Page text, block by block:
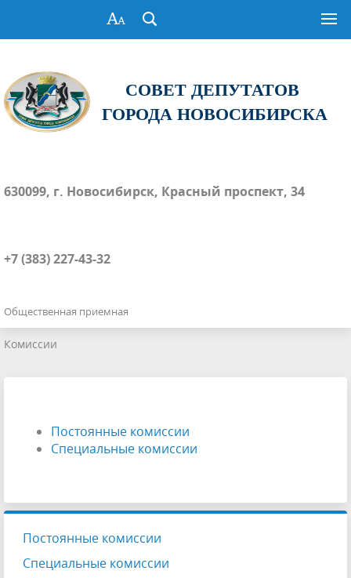
СОВЕТ ДЕПУТАТОВ
ГОРОДА НОВОСИБИРСКА
630099, г. Новосибирск, Красный проспект, 34
+7 (383) 227-43-32
Общественная приемная
Комиссии
Постоянные комиссии
Специальные комиссии
Постоянные комиссии
Специальные комиссии